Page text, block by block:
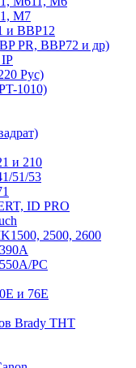
M7
и BBP12
PR, BBP72 и др)
Рус)
1010)
и 210
51/53
ID PRO
2500, 2600
PC
и 76E
Brady THT